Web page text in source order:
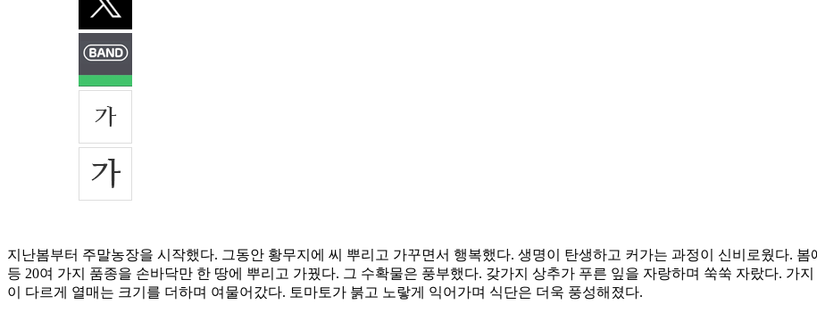
지난봄부터 주말농장을 시작했다. 그동안 황무지에 씨 뿌리고 가꾸면서 행복했다. 생명이 탄생하고 커가는 과정이 신비로웠다.
등 20여 가지 품종을 손바닥만 한 땅에 뿌리고 가꿨다. 그 수확물은 풍부했다. 갖가지 상추가 푸른 잎을 자랑하며 쑥쑥 자랐다. 가
이 다르게 열매는 크기를 더하며 여물어갔다. 토마토가 붉고 노랗게 익어가며 식단은 더욱 풍성해졌다.